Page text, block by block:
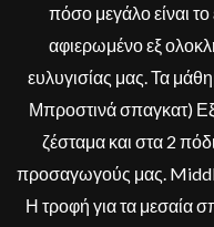
πόσο μεγάλο είναι
αφιερωμένο εξ
ευλυγισίας μας. Τα
Μπροστινά σπαγκατ)
ζέσταμα και στα 2
προσαγωγούς μας.
Η τροφή για τα μεσαία